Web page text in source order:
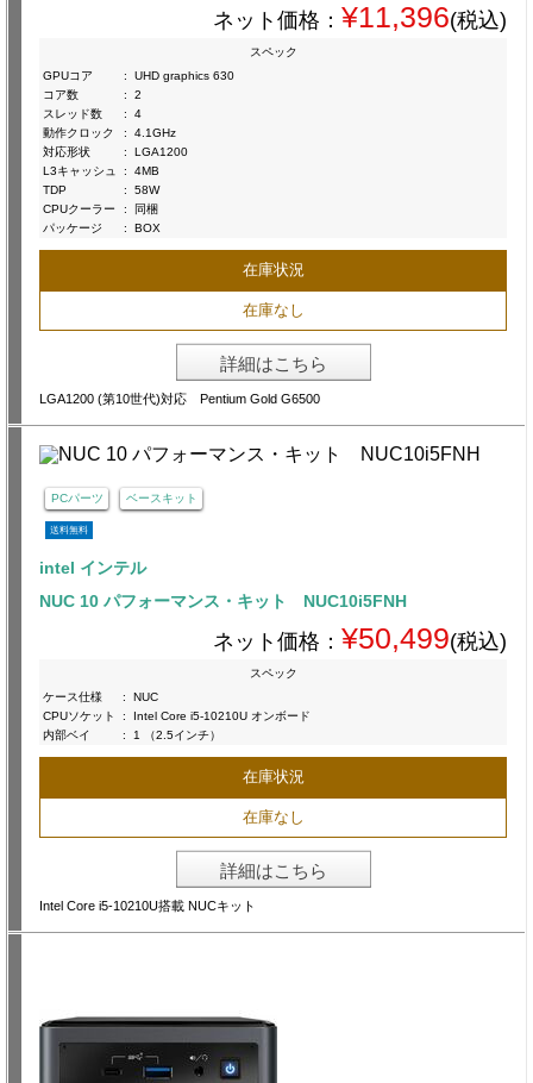
ネット価格： ¥11,396(税込)
スペック
GPUコア
:
UHD graphics 630
コア数
:
2
スレッド数
:
4
動作クロック
:
4.1GHz
対応形状
:
LGA1200
L3キャッシュ
:
4MB
TDP
:
58W
CPUクーラー
:
同梱
パッケージ
: BOX
在庫状況
在庫なし
詳細はこちら
LGA1200 (第10世代)対応 Pentium Gold G6500
PCパーツ ベースキット
送料無料
intel インテル
NUC 10 パフォーマンス・キット NUC10i5FNH
ネット価格： ¥50,499(税込)
スペック
ケース仕様
:
NUC
CPUソケット
:
Intel Core i5-10210U オンボード
内部ベイ
: 1 （2.5インチ）
在庫状況
在庫なし
詳細はこちら
Intel Core i5-10210U搭載 NUCキット